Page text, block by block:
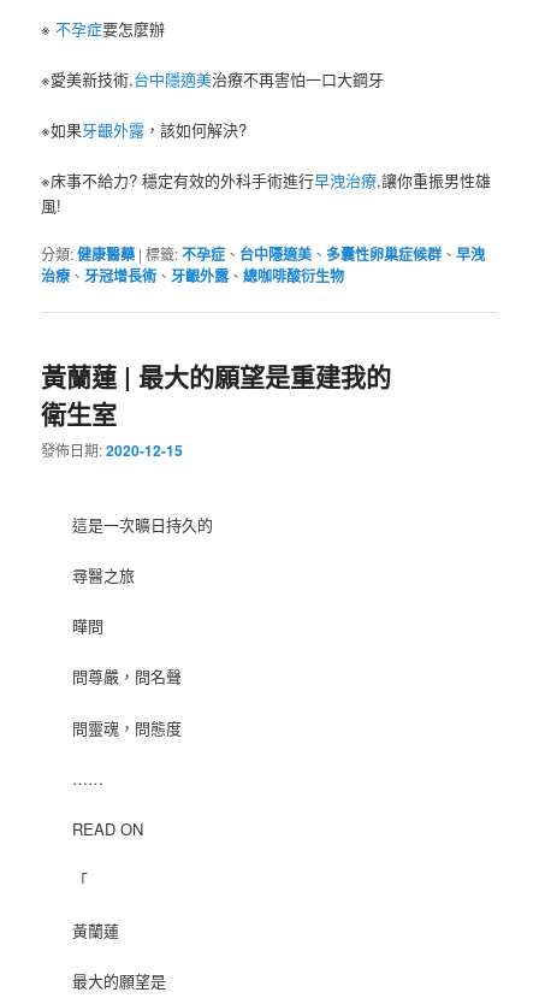
※不孕症要怎麼辦
※愛美新技術,台中隱適美治療不再害怕一口大鋼牙
※如果牙齦外露 ，該如何解決?
※床事不給力? 穩定有效的外科手術進行早洩治療,讓你重振男性雄
風!
分類:健康醫藥 |標籤:不孕症 、 台中隱適美 、多囊性卵巢症候群 、早洩
治療 、 牙冠增長術 、 牙齦外露、總咖啡酸衍生物
黃蘭蓮 | 最大的願望是重建我的
衛生室
發佈日期:2020-12-15
這是一次曠日持久的
尋醫之旅
曄問
問尊嚴，問名聲
問靈魂，問態度
……
READ ON
「
黃蘭蓮
最大的願望是